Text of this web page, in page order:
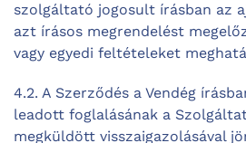
szolgáltató jogosult írásban az
azt írásos megrendelést
vagy egyedi feltételeket
4.2. A Szerződés a Vendég
leadott foglalásának a
megküldött visszaigazolásával